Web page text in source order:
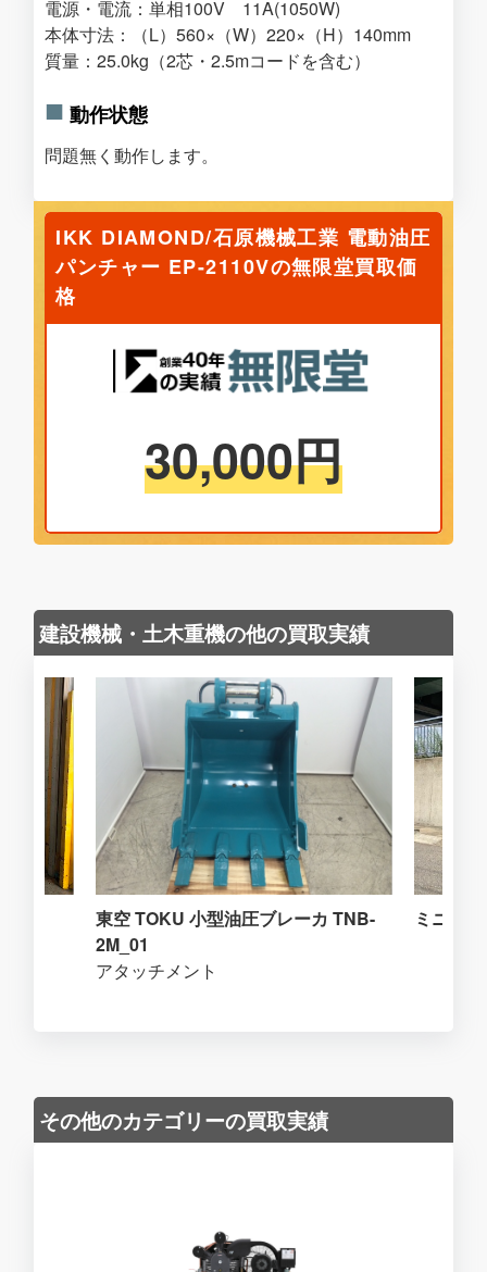
電源・電流：単相100V 11A(1050W)
本体寸法：（L）560×（W）220×（H）140mm
質量：25.0kg（2芯・2.5mコードを含む）
動作状態
問題無く動作します。
IKK DIAMOND/石原機械工業 電動油圧
パンチャー EP-2110Vの無限堂買取価
格
30,000円
建設機械・土木重機の他の買取実績
東空 TOKU 小型油圧ブレーカ TNB-
2M_01
アタッチメント
ミニシ
その他のカテゴリーの買取実績